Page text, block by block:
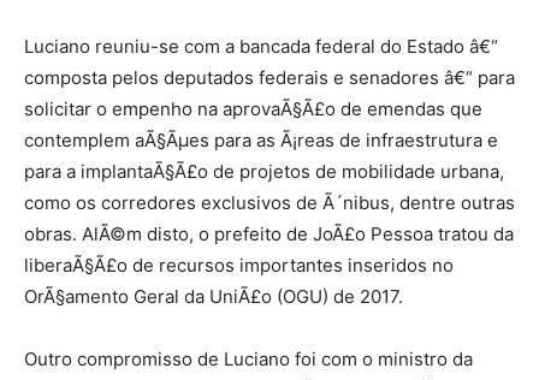
Luciano reuniu-se com a bancada federal do Estado â€“
composta pelos deputados federais e senadores â€“ para
solicitar o empenho na aprovaÃ§Ã£o de emendas que
contemplem aÃ§Ãµes para as Ã¡reas de infraestrutura e
para a implantaÃ§Ã£o de projetos de mobilidade urbana,
como os corredores exclusivos de Ã´nibus, dentre outras
obras. AlÃ©m disto, o prefeito de JoÃ£o Pessoa tratou da
liberaÃ§Ã£o de recursos importantes inseridos no
OrÃ§amento Geral da UniÃ£o (OGU) de 2017.
Outro compromisso de Luciano foi com o ministro da